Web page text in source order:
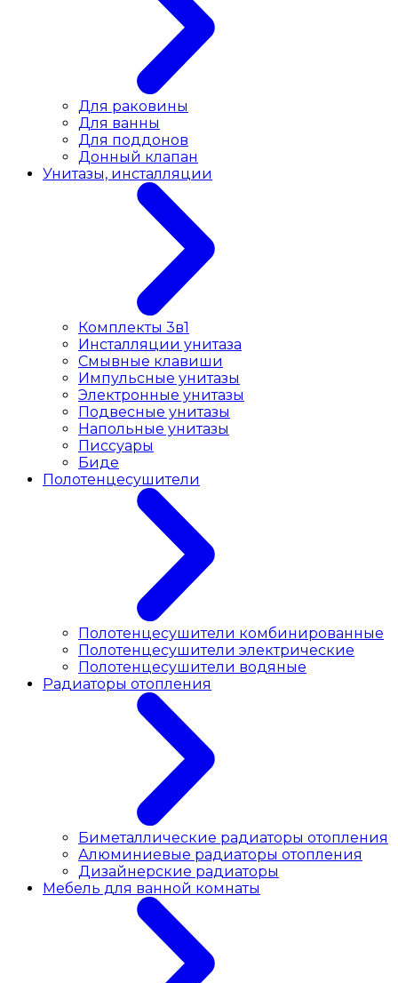
Для раковины
Для ванны
Для поддонов
Донный клапан
Унитазы, инсталляции
Комплекты 3в1
Инсталляции унитаза
Смывные клавиши
Импульсные унитазы
Электронные унитазы
Подвесные унитазы
Напольные унитазы
Писсуары
Биде
Полотенцесушители
Полотенцесушители комбинированные
Полотенцесушители электрические
Полотенцесушители водяные
Радиаторы отопления
Биметаллические радиаторы отопления
Алюминиевые радиаторы отопления
Дизайнерские радиаторы
Мебель для ванной комнаты